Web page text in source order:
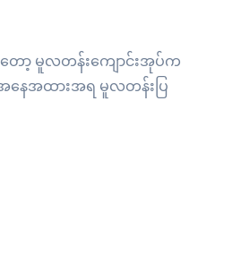
ော့ မူလတန်းကျောင်းအုပ်က
ေအထားအရ မူလတန်းပြ